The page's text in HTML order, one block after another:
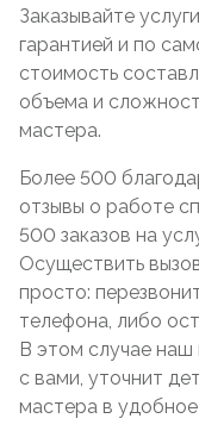
Заказывайте
гарантией и по
стоимость
объема и
мастера.
Более 500
отзывы о работе
500 заказов на
Осуществить
просто:
телефона, либо
В этом случае
с вами, уточнит
мастера в